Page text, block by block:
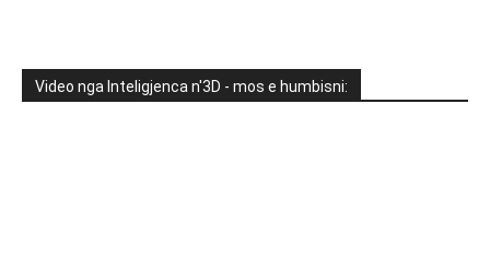
Video nga Inteligjenca n'3D - mos e humbisni: